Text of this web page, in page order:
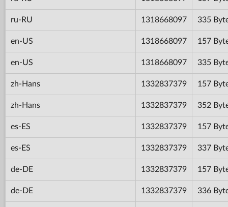
ru-RU 1318668097 335
en-US 1318668097 157
en-US 1318668097 335
zh-Hans 1332837379 157
zh-Hans 1332837379 352
es-ES 1332837379 157
es-ES 1332837379 337
de-DE 1332837379 157
de-DE 1332837379 336